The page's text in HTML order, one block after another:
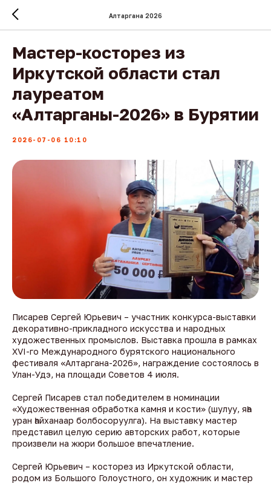
Алтаргана 2026
Мастер-косторез из
Иркутской области стал
лауреатом
«Алтарганы-2026» в Бурятии
2026-07-06 10:10
Писарев Сергей Юрьевич – участник конкурса-выставки
декоративно-прикладного искусства и народных
художественных промыслов. Выставка прошла в рамках
XVI-го Международного бурятского национального
фестиваля «Алтаргана-2026», награждение состоялось в
Улан-Удэ, на площади Советов 4 июля.
Сергей Писарев стал победителем в номинации
«Художественная обработка камня и кости» (шулуу, яһа
уран һайханаар болбосоруулга). На выставку мастер
представил целую серию авторских работ, которые
произвели на жюри большое впечатление.
Сергей Юрьевич – косторез из Иркутской области,
родом из Большого Голоустного, он художник и мастер